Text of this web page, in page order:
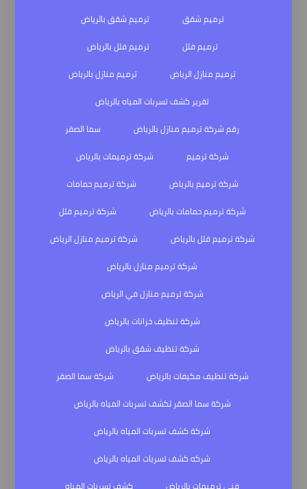
ترميم شقق
ترميم شقق بالرياض
ترميم فلل
ترميم فلل بالرياض
ترميم منازل الرياض
ترميم منازل بالرياض
تقرير كشف تسربات المياه بالرياض
رقم شركة ترميم منازل بالرياض
سما الصقر
شركة ترميم
شركة ترميمات بالرياض
شركة ترميم بالرياض
شركة ترميم حمامات
شركة ترميم حمامات بالرياض
شركة ترميم فلل
شركة ترميم فلل بالرياض
شركة ترميم منازل الرياض
شركة ترميم منازل بالرياض
شركة ترميم منازل في الرياض
شركة تنظيف خزانات بالرياض
شركة تنظيف شقق بالرياض
شركة تنظيف مكيفات بالرياض
شركة سما الصقر
شركة سما الصقر لكشف تسربات المياه بالرياض
شركة كشف تسربات المياه بالرياض
شركه كشف تسربات المياه بالرياض